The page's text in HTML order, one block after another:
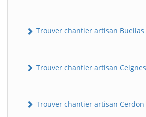
Trouver chantier artisan Buellas
Trouver chantier artisan Ceignes
Trouver chantier artisan Cerdon